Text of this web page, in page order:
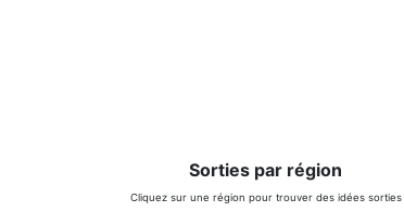
Sorties par région
Cliquez sur une région pour trouver des idées sorties